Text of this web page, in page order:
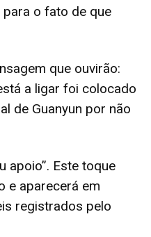
o fato de que
que ouvirão:
a ligar foi colocado
de Guanyun por não
apoio”. Este toque
e aparecerá em
registrados pelo